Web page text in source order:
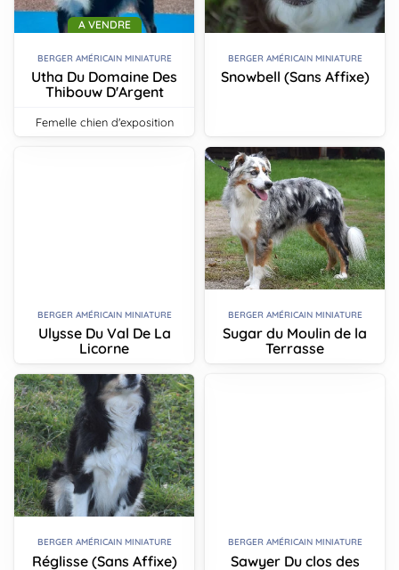
A VENDRE
BERGER AMÉRICAIN MINIATURE
Utha Du Domaine Des
Thibouw D'Argent
femelle chien d'exposition
BERGER AMÉRICAIN MINIATURE
Snowbell (Sans Affixe)
BERGER AMÉRICAIN MINIATURE
Ulysse Du Val De La
Licorne
BERGER AMÉRICAIN MINIATURE
Sugar du Moulin de la
Terrasse
BERGER AMÉRICAIN MINIATURE
Réglisse (Sans Affixe)
BERGER AMÉRICAIN MINIATURE
Sawyer Du clos des